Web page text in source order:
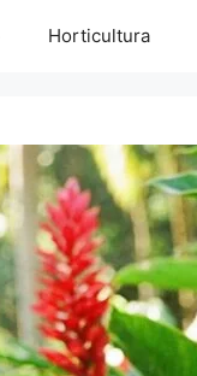
Horticultura